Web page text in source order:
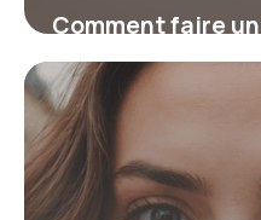
Comment faire un
méthode simple
2 février 2026